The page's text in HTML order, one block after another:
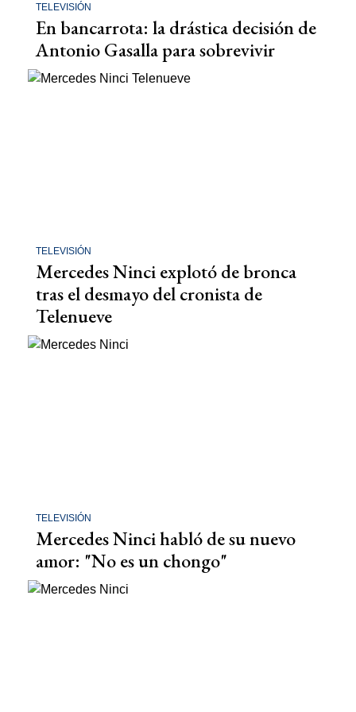
TELEVISIÓN
En bancarrota: la drástica decisión de
Antonio Gasalla para sobrevivir
TELEVISIÓN
Mercedes Ninci explotó de bronca
tras el desmayo del cronista de
Telenueve
TELEVISIÓN
Mercedes Ninci habló de su nuevo
amor: "No es un chongo"